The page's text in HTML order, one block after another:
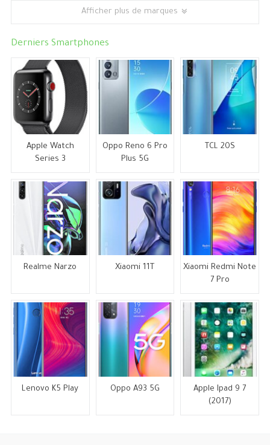
Afficher plus de marques
Derniers Smartphones
Apple Watch
Series 3
Oppo Reno 6 Pro
Plus 5G
TCL 20S
Realme Narzo Xiaomi 11T
Xiaomi Redmi Note
7 Pro
Lenovo K5 Play Oppo A93 5G
Apple Ipad 9 7
(2017)